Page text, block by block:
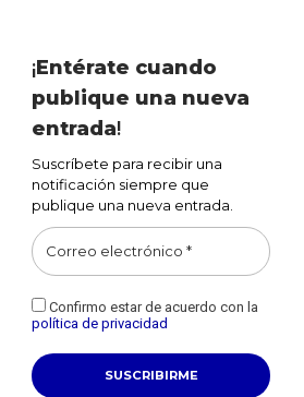
¡Entérate cuando
publique una nueva
entrada!
Suscríbete para recibir una
notificación siempre que
publique una nueva entrada.
Confirmo estar de acuerdo con la
política de privacidad